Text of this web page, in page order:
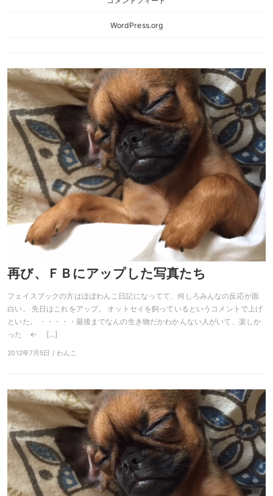
WordPress.org
再び、ＦＢにアップした写真たち
フェイスブックの方はほぼわんこ日記になってて、何しろみんなの反応が面
白い。 先日はこれをアップ。 オットセイを飼っているというコメントで上げ
といた。 ・・・・・最後までなんの生き物だかわかんない人がいて、楽しか
った ← […]
2012年7月5日 / わんこ